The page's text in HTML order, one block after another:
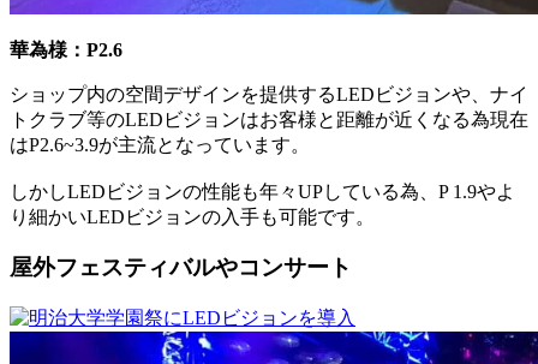
華為様：P2.6
ショップ内の空間デザインを提供するLEDビジョンや、ナイ
トクラブ等のLEDビジョンはお客様と距離が近くなる為現在
はP2.6~3.9が主流となっています。
しかしLEDビジョンの性能も年々UPしている為、P 1.9やよ
り細かいLEDビジョンの入手も可能です。
屋外フェスティバルやコンサート